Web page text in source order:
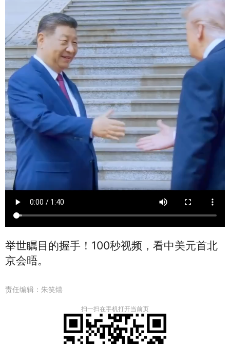
举世瞩目的握手！100秒视频，看中美元首北
京会晤。
责任编辑： 朱笑熺
扫一扫在手机打开当前页